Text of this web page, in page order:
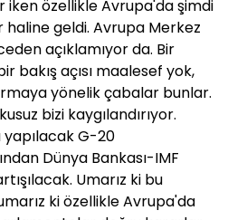
özellikle Avrupa'da şimdi
haline geldi. Avrupa Merkez
açıklamıyor da. Bir
bakış açısı maalesef yok,
yönelik çabalar bunlar.
bizi kaygılandırıyor.
G-20
Dünya Bankası-IMF
Umarız ki bu
ki özellikle Avrupa'da